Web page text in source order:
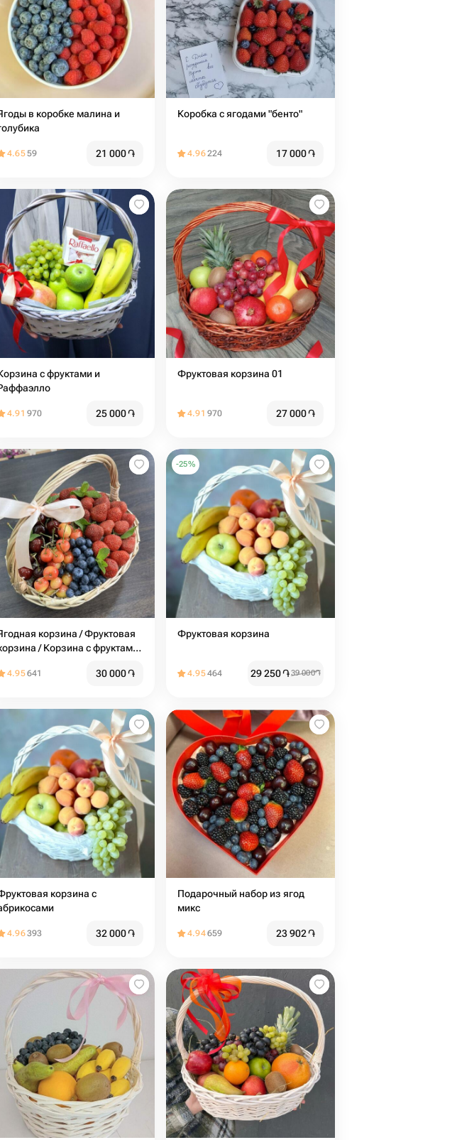
в коробке малина и
4.6559 21 000֏
Коробка с ягодами "бенто"
4.96224 17 000֏
с фруктами и
4.91 970 25 000֏
Фруктовая корзина 01
4.91 970 27 000֏
корзина / Фруктовая
/ Корзина с фруктами /
4.95641 30 000֏
-25%
Фруктовая корзина
4.95464 29 250֏39 000֏
корзина с
4.96393 32 000֏
Подарочный набор из ягод
микс
4.94659 23 902֏